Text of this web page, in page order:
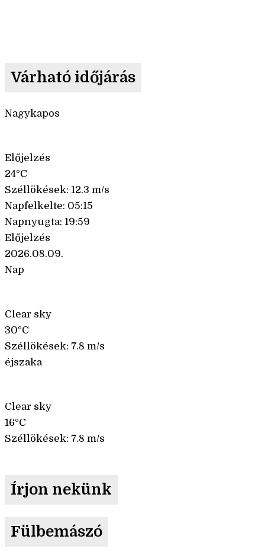
Várható időjárás
Nagykapos
Előjelzés
24°C
Széllökések: 12.3 m/s
Napfelkelte: 05:15
Napnyugta: 19:59
Előjelzés
2026.08.09.
Nap
Clear sky
30°C
Széllökések: 7.8 m/s
éjszaka
Clear sky
16°C
Széllökések: 7.8 m/s
Írjon nekünk
Fülbemászó